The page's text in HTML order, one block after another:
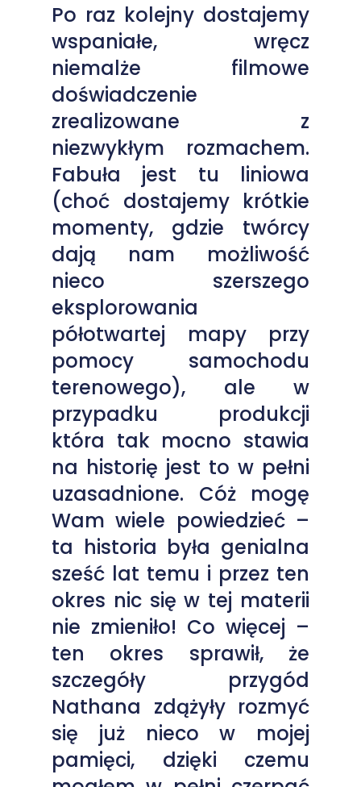
Po raz kolejny dostajemy
wspaniałe, wręcz
niemalże filmowe
doświadczenie
zrealizowane z
niezwykłym rozmachem.
Fabuła jest tu liniowa
(choć dostajemy krótkie
momenty, gdzie twórcy
dają nam możliwość
nieco szerszego
eksplorowania
półotwartej mapy przy
pomocy samochodu
terenowego), ale w
przypadku produkcji
która tak mocno stawia
na historię jest to w pełni
uzasadnione. Cóż mogę
Wam wiele powiedzieć –
ta historia była genialna
sześć lat temu i przez ten
okres nic się w tej materii
nie zmieniło! Co więcej –
ten okres sprawił, że
szczegóły przygód
Nathana zdążyły rozmyć
się już nieco w mojej
pamięci, dzięki czemu